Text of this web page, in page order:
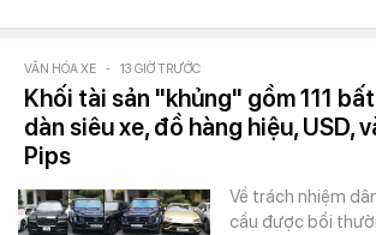
VĂN HÓA XE - 13 GIỜ TRƯỚC
Khối tài sản "khủng" gồm 111
dàn siêu xe, đồ hàng hiệu, USD,
Pips
Về trách nhiệm
cầu được bồi